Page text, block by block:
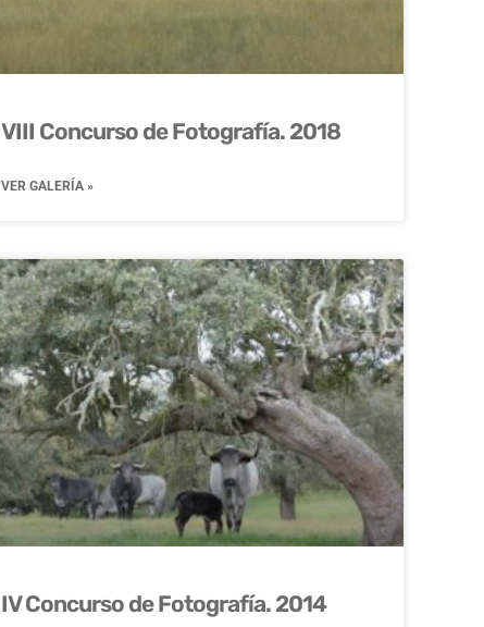
VIII Concurso de Fotografía. 2018
VER GALERÍA »
IV Concurso de Fotografía. 2014